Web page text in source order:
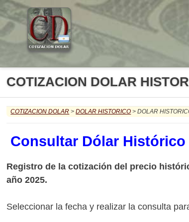
COTIZACION DOLAR
COTIZACION DOLAR >DOLAR HISTORICO > DOLAR
Consultar Dólar
Registro de la cotización del precio
año 2025.
Seleccionar la fecha y realizar la consulta